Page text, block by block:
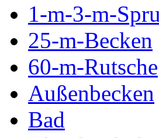
1-m-3-m-
25-m-Becken
60-m-Rutsche
Außenbecken
Bad